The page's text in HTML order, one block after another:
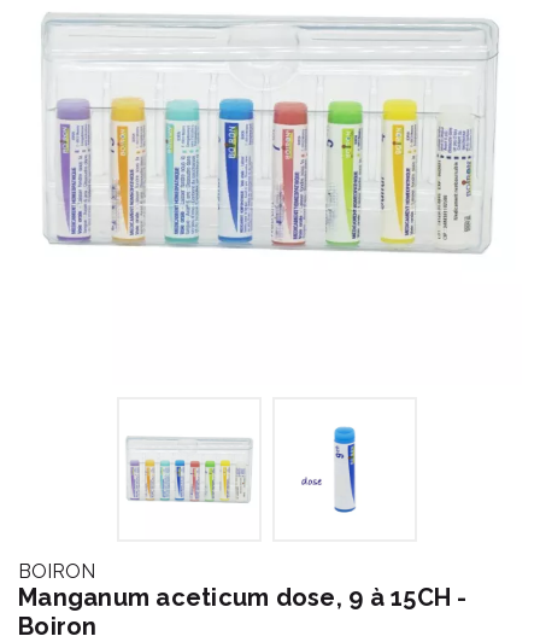
BOIRON
Manganum aceticum dose, 9 à 15CH -
Boiron